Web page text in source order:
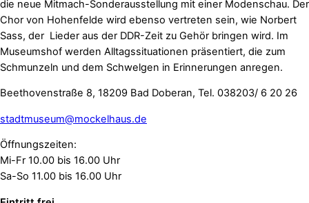
die neue Mitmach-Sonderausstellung mit einer Modenschau. Der
Chor von Hohenfelde wird ebenso vertreten sein, wie Norbert
Sass, der Lieder aus der DDR-Zeit zu Gehör bringen wird. Im
Museumshof werden Alltagssituationen präsentiert, die zum
Schmunzeln und dem Schwelgen in Erinnerungen anregen.
Beethovenstraße 8, 18209 Bad Doberan, Tel. 038203/ 6 20 26
stadtmuseum@mockelhaus.de
Öffnungszeiten:
Mi-Fr 10.00 bis 16.00 Uhr
Sa-So 11.00 bis 16.00 Uhr